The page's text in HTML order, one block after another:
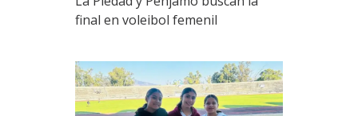
final en voleibol femenil